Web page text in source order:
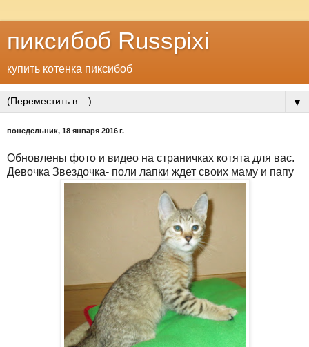
пиксибоб Russpixi
купить котенка пиксибоб
▼
понедельник, 18 января 2016 г.
Обновлены фото и видео на страничках котята для вас.
Девочка Звездочка- поли лапки ждет своих маму и папу